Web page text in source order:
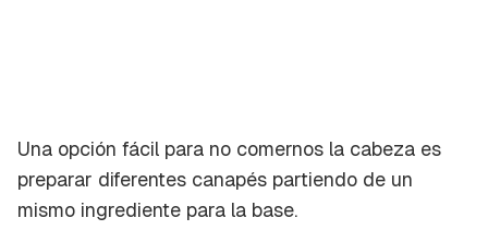
Una opción fácil para no comernos la cabeza es
preparar diferentes canapés partiendo de un
mismo ingrediente para la base.